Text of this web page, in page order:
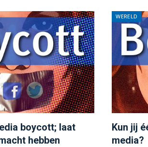
boycott; laat
hebben
WERELD
Kun jij
media?